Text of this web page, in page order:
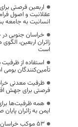
اربعین فرصتی
عقلانیت و اصول
انسانیت به
خراسان جنوبی
زائران اربعین،
است
استفاده از ظرفیت
تأمین‌کنندگان بومی
ظرفیت معدنی
فرصتی برای جهش
همه ظرفیت‌ها
ایمن به زائران
53 موکب